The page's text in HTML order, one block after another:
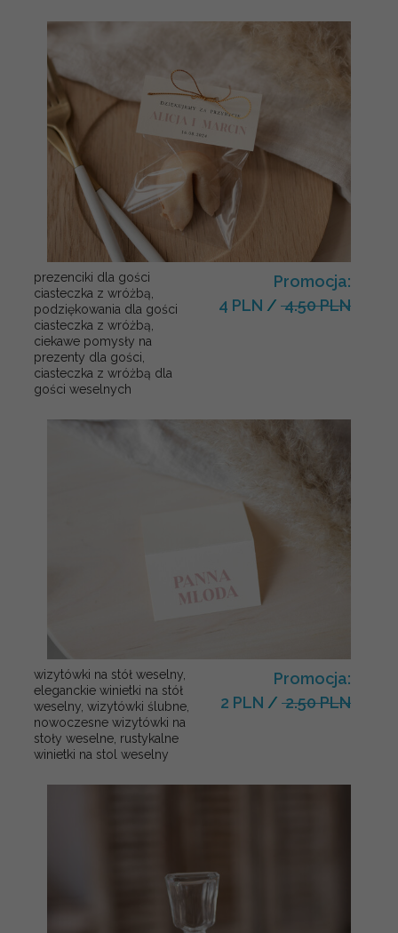
prezenciki dla gości
ciasteczka z wróżbą,
podziękowania dla gości
ciasteczka z wróżbą,
ciekawe pomysły na
prezenty dla gości,
ciasteczka z wróżbą dla
gości weselnych
Promocja:
4 PLN / 4.50 PLN
wizytówki na stół weselny,
eleganckie winietki na stół
weselny, wizytówki ślubne,
nowoczesne wizytówki na
stoły weselne, rustykalne
winietki na stol weselny
Promocja:
2 PLN / 2.50 PLN